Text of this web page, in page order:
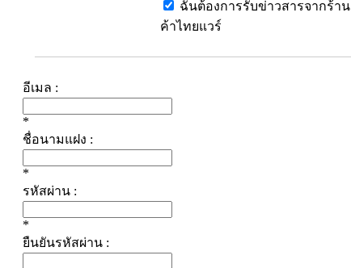
ฉันต้องการรับข่าวสารจากร้าน
ค้าไทยแวร์
อีเมล :
*
ชื่อนามแฝง :
*
รหัสผ่าน :
*
ยืนยันรหัสผ่าน :